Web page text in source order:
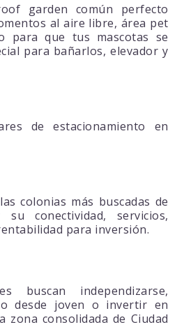
garden común perfecto
al aire libre, área pet
para que tus mascotas se
para bañarlos, elevador y
de estacionamiento en
colonias más buscadas de
conectividad, servicios,
para inversión.
buscan independizarse,
desde joven o invertir en
zona consolidada de Ciudad